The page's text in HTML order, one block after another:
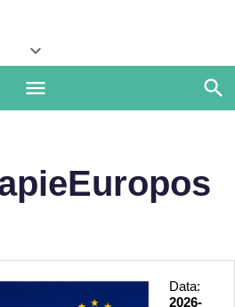
Data:
2026-